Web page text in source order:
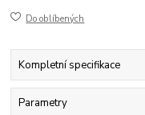
Do oblíbených
Kompletní specifikace
Parametry